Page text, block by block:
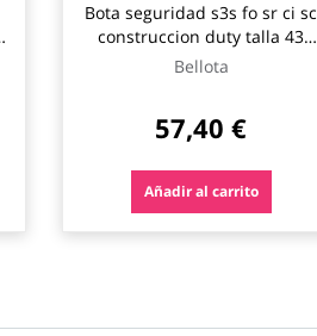
Bota seguridad s3s fo sr ci sc
construccion duty talla 43
bellota
Bellota
57,40 €
Añadir al carrito